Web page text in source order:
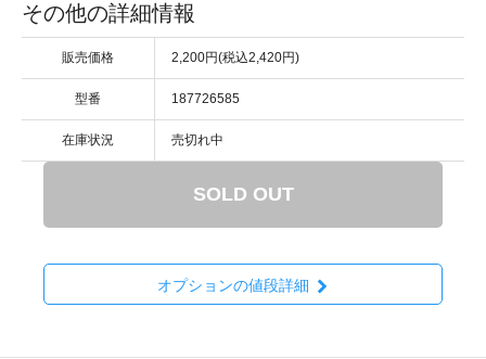
その他の詳細情報
販売価格 2,200円(税込2,420円)
型番 187726585
在庫状況 売切れ中
SOLD OUT
オプションの値段詳細